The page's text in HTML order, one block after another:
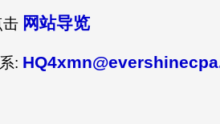
击 网站导览
: